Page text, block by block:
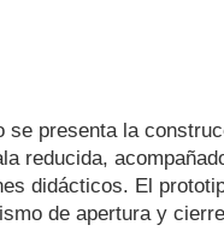
se presenta la
reducida,
didácticos. El
de apertura y